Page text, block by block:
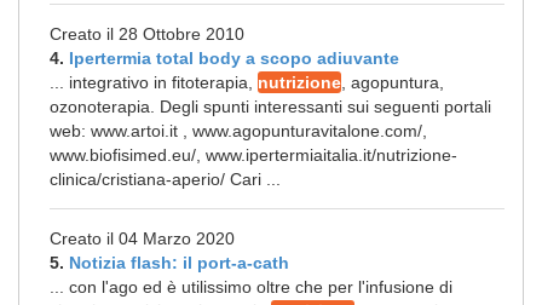
Creato il 28 Ottobre 2010
4. Ipertermia total body a scopo adiuvante
... integrativo in fitoterapia, nutrizione , agopuntura,
ozonoterapia. Degli spunti interessanti sui seguenti portali
web: www.artoi.it , www.agopunturavitalone.com/,
www.biofisimed.eu/, www.ipertermiaitalia.it/nutrizione-
clinica/cristiana-aperio/ Cari ...
Creato il 04 Marzo 2020
5. Notizia flash: il port-a-cath
... con l'ago ed è utilissimo oltre che per l'infusione di